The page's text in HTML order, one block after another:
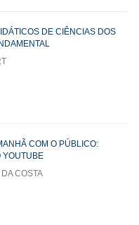
DE CIÊNCIAS DOS
COM O PÚBLICO:
YOUTUBE
COSTA